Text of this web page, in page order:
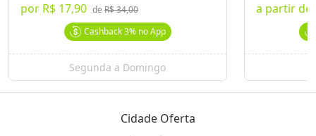
por R$ 17,90 deR$ 34,00
Cashback3%no App
Segunda a Domingo
a partir de
Cidade Oferta